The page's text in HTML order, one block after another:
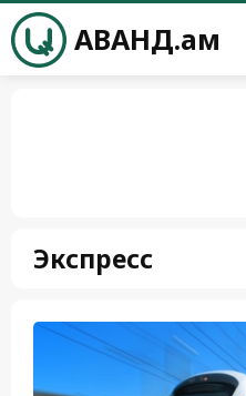
АВАНД.ам
Экспресс